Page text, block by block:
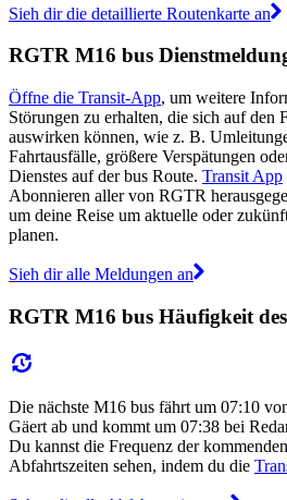
Sieh dir die detaillierte Routenkarte an
RGTR M16 bus
Öffne die Transit-App, um weitere
Störungen zu erhalten, die sich auf den
auswirken können, wie z. B.
Fahrtausfälle, größere Verspätungen
Dienstes auf der bus Route. Transit App
Abonnieren aller von RGTR
um deine Reise um aktuelle oder
planen.
Sieh dir alle Meldungen an
RGTR M16 bus Häufigkeit des
Die nächste M16 bus fährt um 07:10
Gäert ab und kommt um 07:38 bei
Du kannst die Frequenz der
Abfahrtszeiten sehen, indem du die